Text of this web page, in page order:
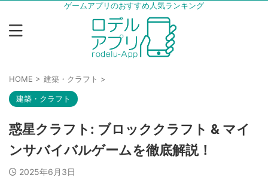
ゲームアプリのおすすめ人気ランキング
HOME > 建築・クラフト >
建築・クラフト
惑星クラフト: ブロッククラフト & マイ
ンサバイバルゲームを徹底解説！
2025年6月3日